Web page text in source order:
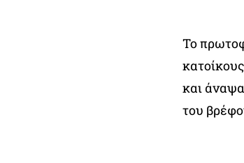
Το
και
του